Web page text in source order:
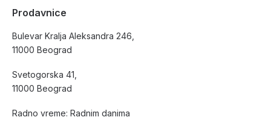
Prodavnice
Bulevar Kralja Aleksandra 246,
11000 Beograd
Svetogorska 41,
11000 Beograd
Radno vreme: Radnim danima